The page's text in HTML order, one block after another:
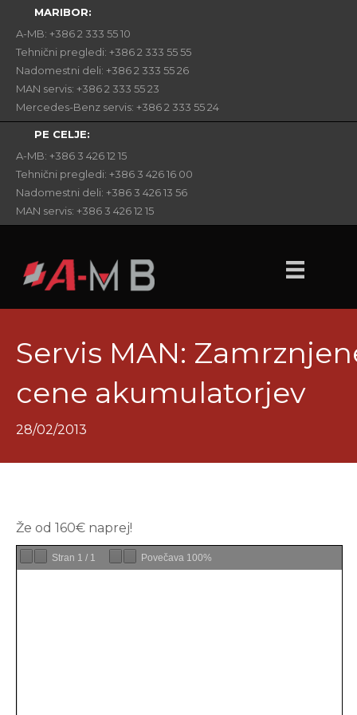
MARIBOR:
A-MB: +386 2 333 55 10
Tehnični pregledi: +386 2 333 55 55
Nadomestni deli: +386 2 333 55 26
MAN servis: +386 2 333 55 23
Mercedes-Benz servis: +386 2 333 55 24
PE CELJE:
A-MB: +386 3 426 12 15
Tehnični pregledi: +386 3 426 16 00
Nadomestni deli: +386 3 426 13 56
MAN servis: +386 3 426 12 15
Servis MAN:
cene akumulatorjev
28/02/2013
Že od 160€ naprej!
Stran 1 / 1 Povečava 100%